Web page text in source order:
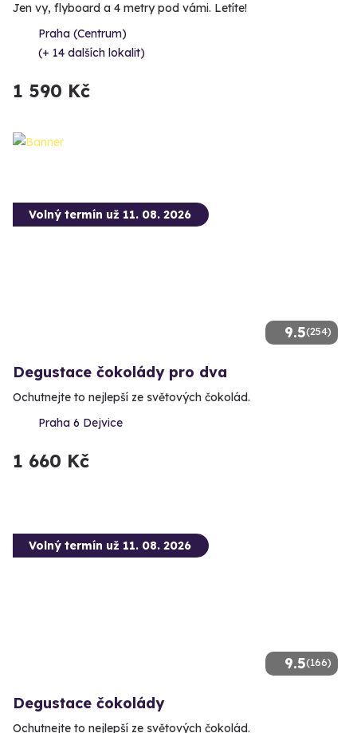
Jen vy, flyboard a 4 metry pod vámi. Letíte!
Praha (Centrum)
(+ 14 dalších lokalit)
1 590 Kč
9.5(254)
Volný termín už 11. 08. 2026
Degustace čokolády pro dva
Ochutnejte to nejlepší ze světových čokolád.
Praha 6 Dejvice
1 660 Kč
9.5(166)
Volný termín už 11. 08. 2026
Degustace čokolády
Ochutnejte to nejlepší ze světových čokolád.